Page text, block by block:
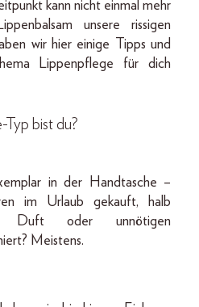
kann nicht einmal mehr
unsere rissigen
wir hier einige Tipps und
Lippenpflege für dich
bist du?
in der Handtasche –
im Urlaub gekauft, halb
Duft oder unnötigen
Meistens.